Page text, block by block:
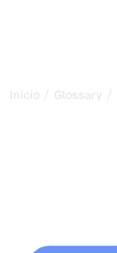
Início / Glossary /